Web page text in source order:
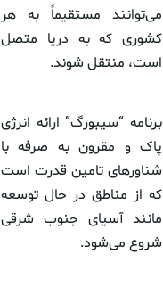
می‌توانند مستقیماً به هر
کشوری که به دریا متصل
است، منتقل شوند.
برنامه “سیبورگ” ارائه انرژی
پاک و مقرون به صرفه با
شناورهای تامین قدرت است
که از مناطق در حال توسعه
مانند آسیای جنوب شرقی
شروع می‌شود.